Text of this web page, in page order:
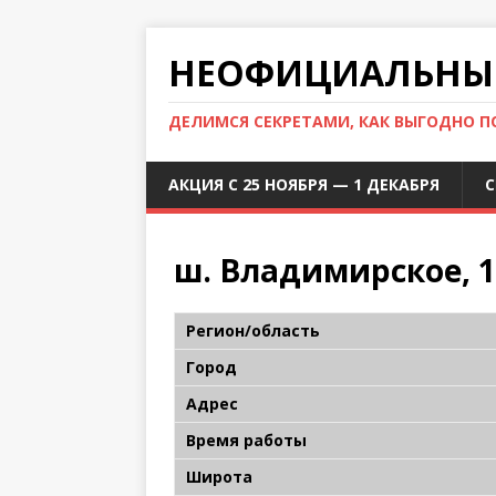
ДЕЛИМСЯ СЕКРЕТАМИ, КАК ВЫГОДНО
АКЦИЯ С 25 НОЯБРЯ — 1 ДЕКАБРЯ
ш. Владимирское,
Регион/область
Город
Адрес
Время работы
Широта